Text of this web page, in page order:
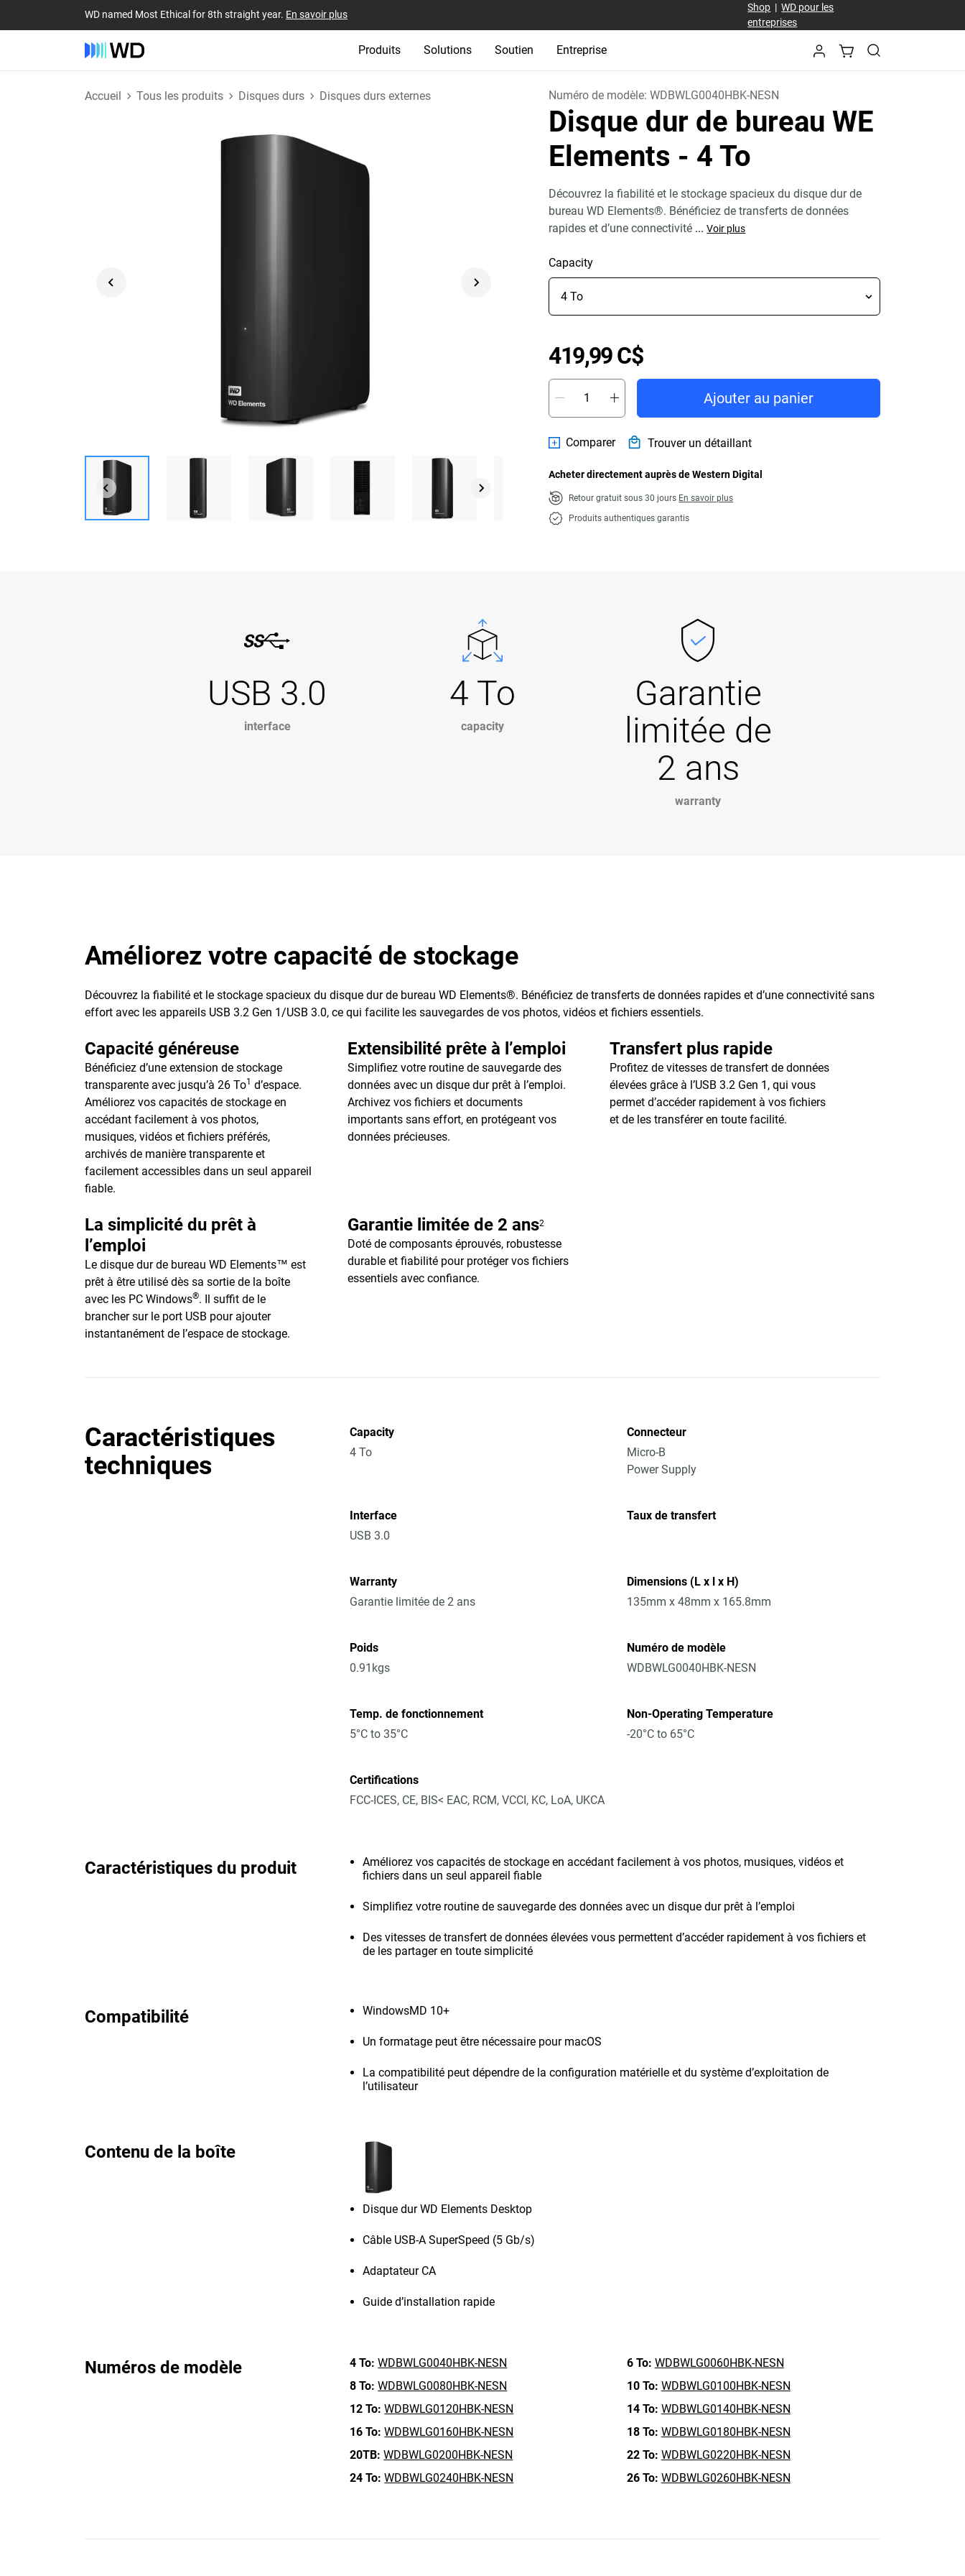
WD named Most Ethical for 8th straight year. En savoir plus
Shop |WD pour les
entreprises
Produits Solutions Soutien Entreprise
Accueil Tous les produits Disques durs Disques durs externes Numéro de modèle:WDBWLG0040HBK-NESN
Disque dur de bureau WE
Elements - 4 To
Découvrez la fiabilité et le stockage spacieux du disque dur de
bureau WD Elements®. Bénéficiez de transferts de données
rapides et d’une connectivité ... Voir plus
Capacity
419,99 C$Price 419,99 C$
Ajouter au panier
Comparer Trouver un détaillant
Acheter directement auprès de Western Digital
Retour gratuit sous 30 jours En savoir plus
Produits authentiques garantis
USB 3.0
interface
4 To
capacity
Garantie
limitée de
2 ans
warranty
Améliorez votre capacité de stockage
Découvrez la fiabilité et le stockage spacieux du disque dur de bureau WD Elements®. Bénéficiez de transferts de données rapides et d’une connectivité sans
effort avec les appareils USB 3.2 Gen 1/USB 3.0, ce qui facilite les sauvegardes de vos photos, vidéos et fichiers essentiels.
Capacité généreuse
Bénéficiez d’une extension de stockage
transparente avec jusqu’à 26 To1 d’espace.
Améliorez vos capacités de stockage en
accédant facilement à vos photos,
musiques, vidéos et fichiers préférés,
archivés de manière transparente et
facilement accessibles dans un seul appareil
fiable.
Extensibilité prête à l’emploi
Simplifiez votre routine de sauvegarde des
données avec un disque dur prêt à l’emploi.
Archivez vos fichiers et documents
importants sans effort, en protégeant vos
données précieuses.
Transfert plus rapide
Profitez de vitesses de transfert de données
élevées grâce à l’USB 3.2 Gen 1, qui vous
permet d’accéder rapidement à vos fichiers
et de les transférer en toute facilité.
La simplicité du prêt à
l’emploi
Le disque dur de bureau WD Elements™ est
prêt à être utilisé dès sa sortie de la boîte
avec les PC Windows®. Il suffit de le
brancher sur le port USB pour ajouter
instantanément de l’espace de stockage.
Garantie limitée de 2 ans2
Doté de composants éprouvés, robustesse
durable et fiabilité pour protéger vos fichiers
essentiels avec confiance.
Caractéristiques
techniques
Capacity
4 To
Connecteur
Micro-B
Power Supply
Interface
USB 3.0
Taux de transfert
Warranty
Garantie limitée de 2 ans
Dimensions (L x l x H)
135mm x 48mm x 165.8mm
Poids
0.91kgs
Numéro de modèle
WDBWLG0040HBK-NESN
Temp. de fonctionnement
5°C to 35°C
Non-Operating Temperature
-20°C to 65°C
Certifications
FCC-ICES, CE, BIS< EAC, RCM, VCCI, KC, LoA, UKCA
Caractéristiques du produit
Améliorez vos capacités de stockage en accédant facilement à vos photos, musiques, vidéos et
fichiers dans un seul appareil fiable
Simplifiez votre routine de sauvegarde des données avec un disque dur prêt à l’emploi
Des vitesses de transfert de données élevées vous permettent d’accéder rapidement à vos fichiers et
de les partager en toute simplicité
Compatibilité WindowsMD 10+
Un formatage peut être nécessaire pour macOS
La compatibilité peut dépendre de la configuration matérielle et du système d’exploitation de
l’utilisateur
Contenu de la boîte
Disque dur WD Elements Desktop
Câble USB-A SuperSpeed (5 Gb/s)
Adaptateur CA
Guide d’installation rapide
Numéros de modèle 4 To: WDBWLG0040HBK-NESN 6 To: WDBWLG0060HBK-NESN
8 To: WDBWLG0080HBK-NESN 10 To: WDBWLG0100HBK-NESN
12 To: WDBWLG0120HBK-NESN 14 To: WDBWLG0140HBK-NESN
16 To: WDBWLG0160HBK-NESN 18 To: WDBWLG0180HBK-NESN
20TB: WDBWLG0200HBK-NESN 22 To: WDBWLG0220HBK-NESN
24 To: WDBWLG0240HBK-NESN 26 To: WDBWLG0260HBK-NESN